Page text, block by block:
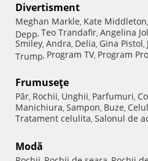
Divertisment
Meghan Markle, Kate Middleton,
Depp, Teo Trandafir, Angelina
Smiley, Andra, Delia, Gina Pistol,
Trump, Program TV, Program
Frumuseţe
Păr, Rochii, Unghii, Parfumuri,
Manichiura, Sampon, Buze,
Tratament celulita, Salonul de
Modă